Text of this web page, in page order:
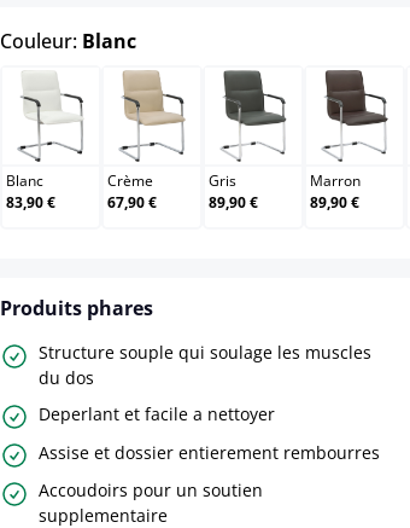
Couleur: Blancselect
Blanc
Blanc
83,90 €
Crème
Crème
67,90 €
Gris
Gris
89,90 €
Marron
Marron
89,90 €
Produits phares
Structure souple qui soulage les muscles
du dos
Deperlant et facile a nettoyer
Assise et dossier entierement rembourres
Accoudoirs pour un soutien
supplementaire